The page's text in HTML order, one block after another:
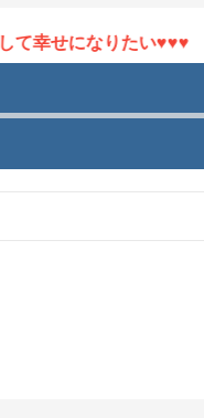
せになりたい♥♥♥